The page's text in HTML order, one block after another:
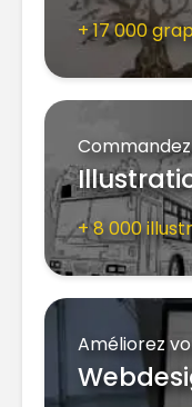
+ 17 000
+ 8 000
Améliorez